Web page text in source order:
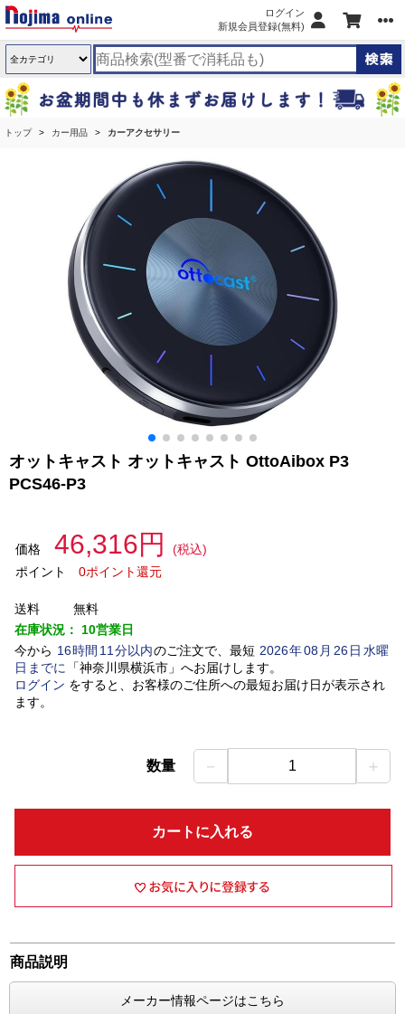
ログイン
新規会員登録(無料)
トップ カー用品 カーアクセサリー
オットキャスト オットキャスト OttoAibox P3
PCS46-P3
価格 46,316円
(税込)
ポイント
0ポイント還元
送料
無料
在庫状況： 10営業日
今から 16時間 11 分以内のご注文で、最短 2026年08 月 26日水曜
日 までに 「神奈川県横浜市」 へお届けします。
ログイン をすると、お客様のご住所への最短お届け日が表示され
ます。
数量 － 1 ＋
カートに入れる
商品説明
メーカー情報ページはこちら